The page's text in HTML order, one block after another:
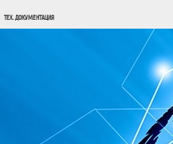
ТЕХ. ДОКУМЕНТАЦИЯ